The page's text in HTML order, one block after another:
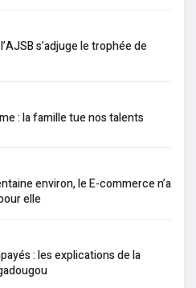
s’adjuge le trophée de
: la famille tue nos talents
environ, le E-commerce n’a
elle
: les explications de la